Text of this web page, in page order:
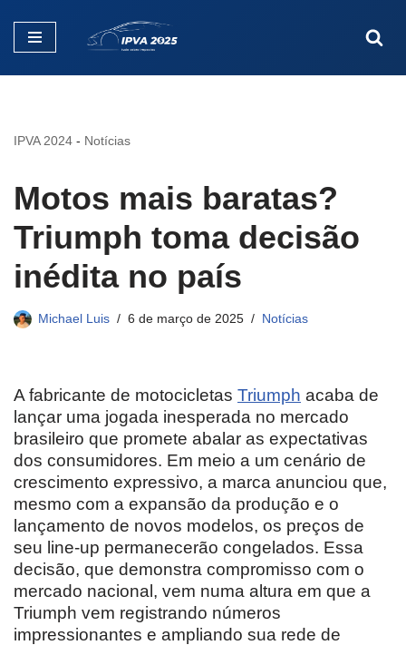
Pular
IPVA 2024 - Notícias
Motos mais baratas?
Triumph toma decisão
inédita no país
Michael Luis 6 de março de 2025 Notícias
A fabricante de motocicletas Triumph acaba de
lançar uma jogada inesperada no mercado
brasileiro que promete abalar as expectativas
dos consumidores. Em meio a um cenário de
crescimento expressivo, a marca anunciou que,
mesmo com a expansão da produção e o
lançamento de novos modelos, os preços de
seu line-up permanecerão congelados. Essa
decisão, que demonstra compromisso com o
mercado nacional, vem numa altura em que a
Triumph vem registrando números
impressionantes e ampliando sua rede de